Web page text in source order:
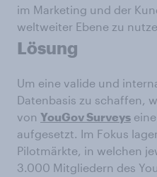
im Marketing und der
weltweiter Ebene zu
Lösung
Um eine valide und
Datenbasis zu schaffen,
von YouGov Surveys
aufgesetzt. Im Fokus
Pilotmärkte, in welchen
3.000 Mitgliedern des